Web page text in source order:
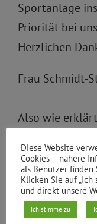
Sportanlage
Priorität bei
Herzlichen
Frau Schmidt-
Also wie
vergangenen
der Berliner
worden sind,
informiert
Diese Website
Cookies – nähere
als Benutzer finden
Klicken Sie auf „Ich
und direkt unsere
Ich stimme zu